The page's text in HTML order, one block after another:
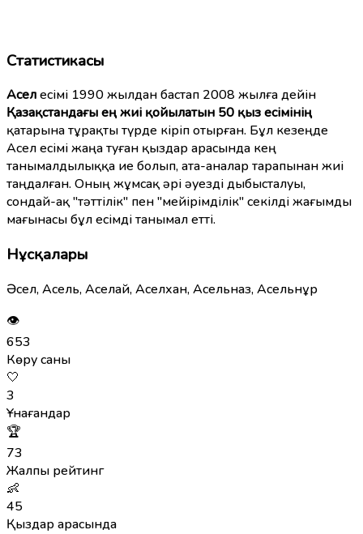
Статистикасы
Аселесімі 1990 жылдан бастап 2008 жылға дейін
Қазақстандағы ең жиі қойылатын 50 қыз есімінің
қатарына тұрақты түрде кіріп отырған. Бұл кезеңде
Асел есімі жаңа туған қыздар арасында кең
танымалдылыққа ие болып, ата-аналар тарапынан жиі
таңдалған. Оның жұмсақ әрі әуезді дыбысталуы,
сондай-ақ "тәттілік" пен "мейірімділік" секілді жағымды
мағынасы бұл есімді танымал етті.
Нұсқалары
Әсел, Асель, Аселай, Аселхан, Асельназ, Асельнұр
👁
653
Көру саны
🤍
3
Ұнағандар
🏆
73
Жалпы рейтинг
👶
45
Қыздар арасында